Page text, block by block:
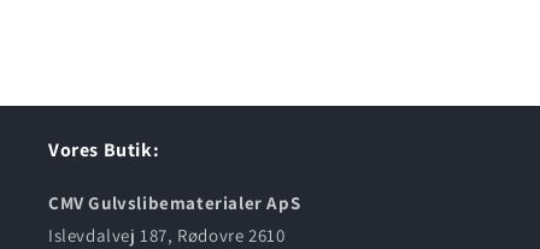
Vores Butik:
CMV Gulvslibematerialer ApS
Islevdalvej 187, Rødovre 2610